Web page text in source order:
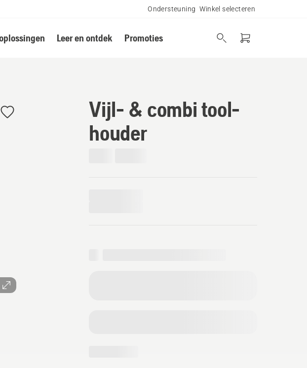
Ondersteuning Winkel selecteren
Leer en ontdek Promoties
Vijl- & combi tool-
houder